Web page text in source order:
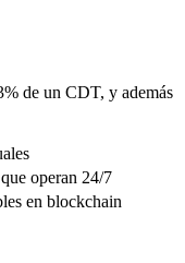
de un CDT, y además
operan 24/7
en blockchain